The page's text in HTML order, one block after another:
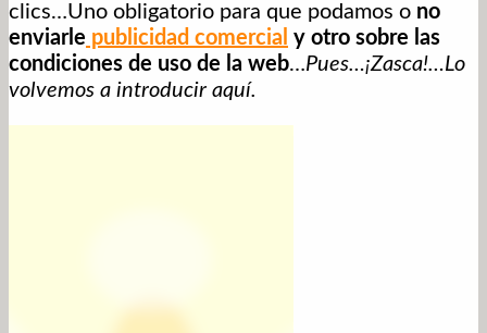
clics…Uno obligatorio para que podamos o no
enviarle publicidad comercial y otro sobre las
condiciones de uso de la web…Pues…¡Zasca!…Lo
volvemos a introducir aquí.